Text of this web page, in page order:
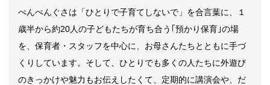
ぺんぺんぐさは「ひとりで子育てしないで」を合言葉に、１
歳半から約20人の子どもたちが育ち合う｢預かり保育｣の場
を、保育者・スタッフを中心に、お母さんたちとともに手づ
くりしています。そして、ひとりでも多くの人たちに外遊び
のきっかけや魅力もお伝えしたくて、定期的に講演会や、だ